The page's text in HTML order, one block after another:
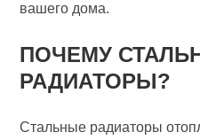
вашего дома.
ПОЧЕМУ
РАДИАТОРЫ?
Стальные радиаторы